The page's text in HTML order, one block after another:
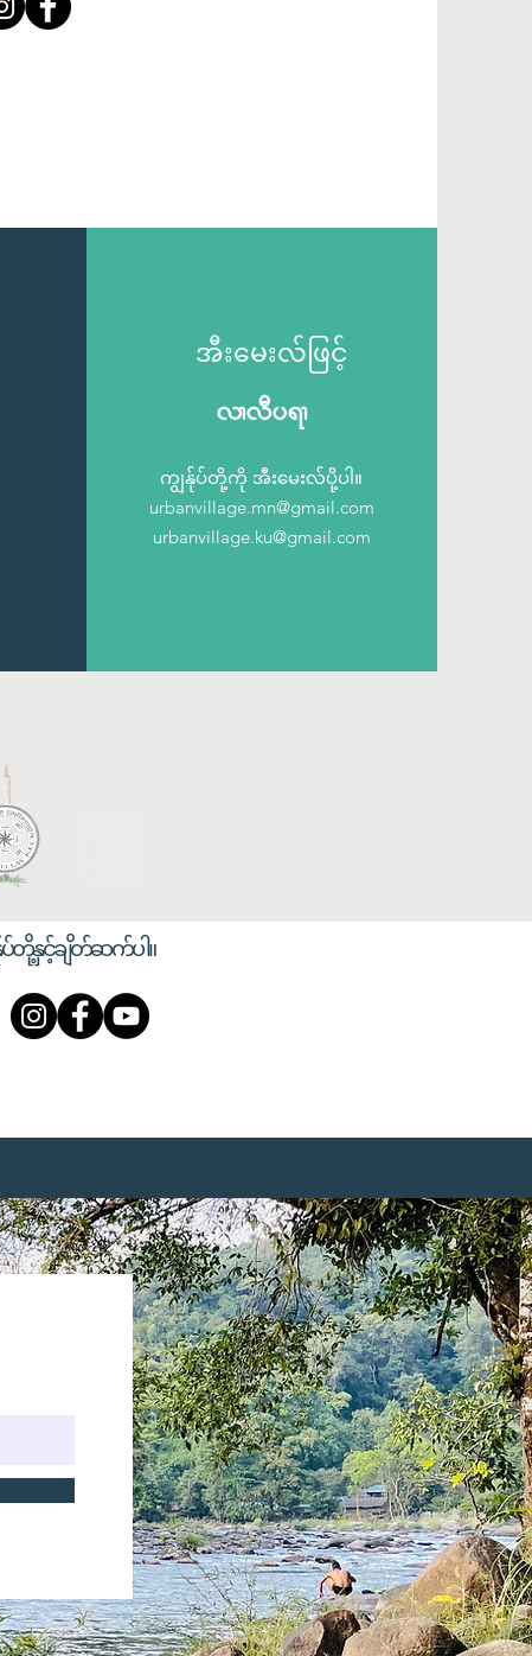
အီးမေးလ်ဖြင့်
vXvDy&X
ကျွန်ုပ်တို့ကို အီးမေးလ်ပို့ပါ။
urbanvillage.mn@gmail.com
urbanvillage.ku@gmail.com
တို့နှင့်ချိတ်ဆက်ပါ။